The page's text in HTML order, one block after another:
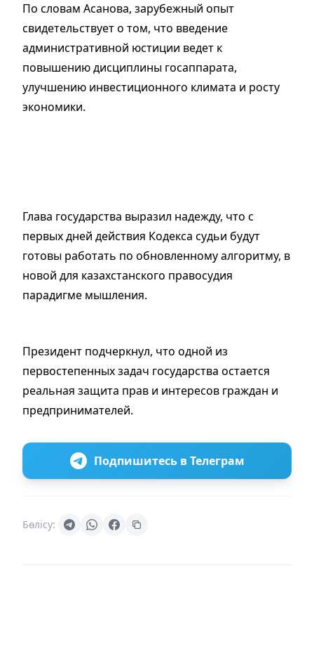
По словам Асанова, зарубежный опыт
свидетельствует о том, что введение
административной юстиции ведет к
повышению дисциплины госаппарата,
улучшению инвестиционного климата и росту
экономики.
Глава государства выразил надежду, что с
первых дней действия Кодекса судьи будут
готовы работать по обновленному алгоритму, в
новой для казахстанского правосудия
парадигме мышления.
Президент подчеркнул, что одной из
первостепенных задач государства остается
реальная защита прав и интересов граждан и
предпринимателей.
Подпишитесь в Телеграм
Бөлісу: